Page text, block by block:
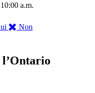
10:00 a.m.
,
été
Non
m’a
l’Ontario